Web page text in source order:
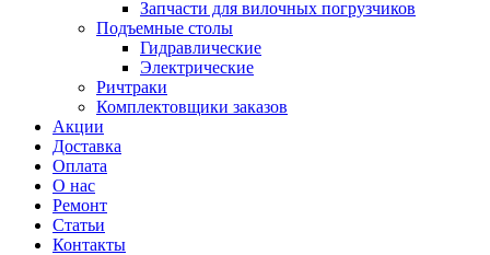
Запчасти для вилочных погрузчиков
Подъемные столы
Гидравлические
Электрические
Ричтраки
Комплектовщики заказов
Акции
Доставка
Оплата
О нас
Ремонт
Статьи
Контакты